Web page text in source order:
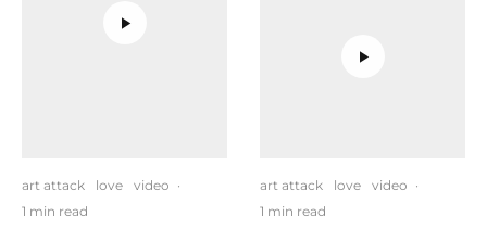
art attack love video ·
1 min read
art attack love video ·
1 min read